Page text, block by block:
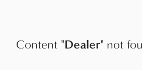
Content "Dealer" not